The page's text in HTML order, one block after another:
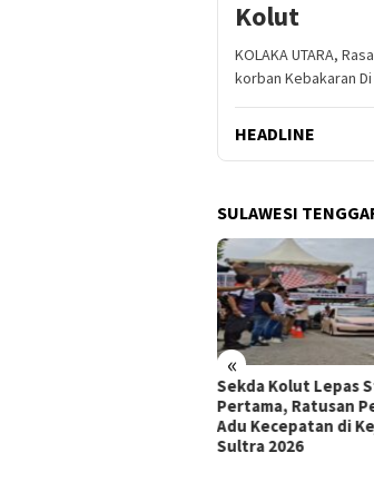
Kolut
KOLAKA UTARA,
korban Kebakaran
HEADLINE
SULAWESI
«
Mess PT Patrindo di
Patika Ludes
Kerugian Ditaksir